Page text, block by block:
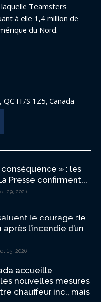
Teamsters
à elle 1,4 million de
du Nord.
H7S 1Z5, Canada
conséquence » : les
Presse confirment...
29, 2026
le courage de
l’incendie d’un
15, 2026
accueille
nouvelles mesures
chauffeur inc., mais